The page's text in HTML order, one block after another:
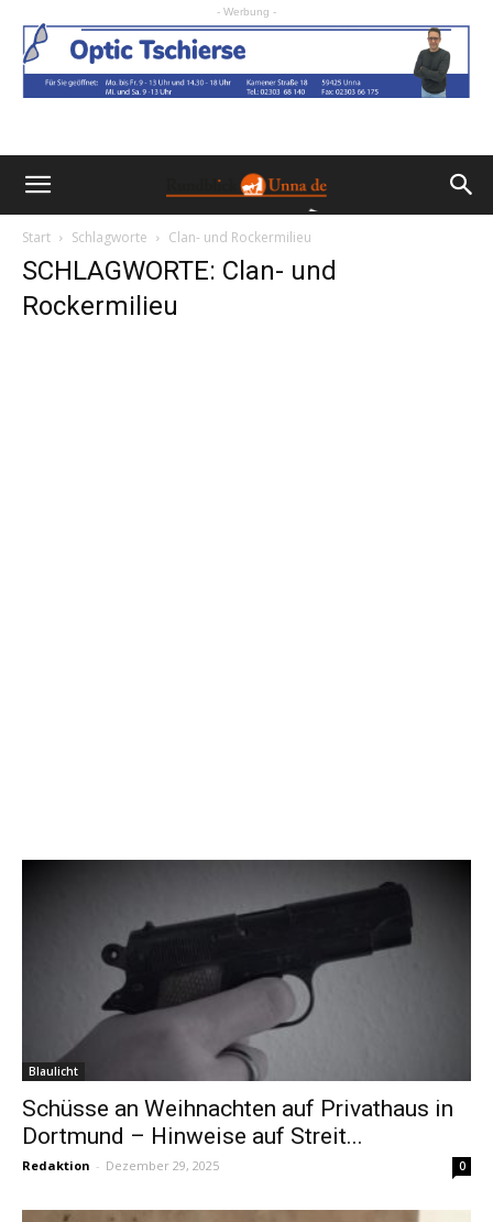
- Werbung -
Start Schlagworte Clan- und Rockermilieu
SCHLAGWORTE: Clan- und
Rockermilieu
Blaulicht
Schüsse an Weihnachten auf Privathaus in
Dortmund – Hinweise auf Streit...
Redaktion - Dezember 29, 2025 0